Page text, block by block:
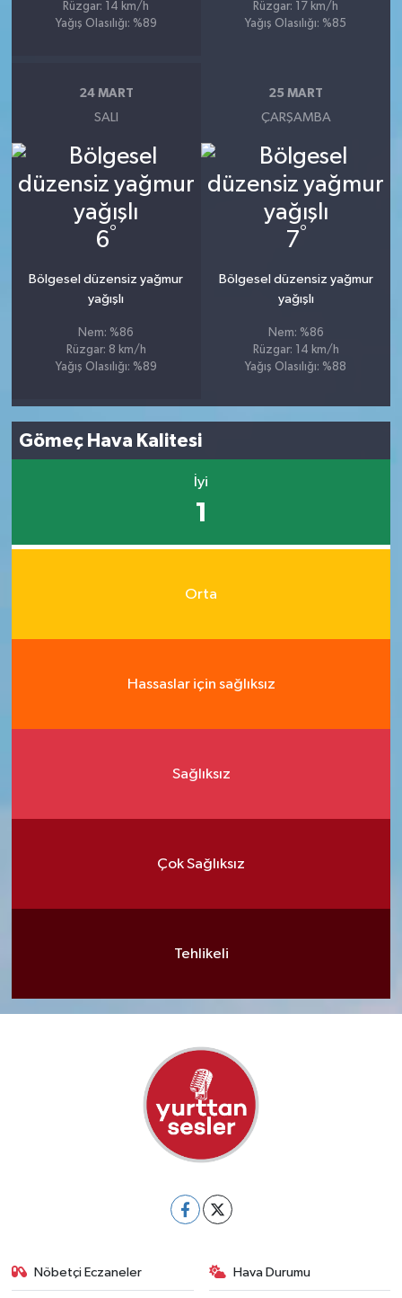
Rüzgar: 14 km/h
Yağış Olasılığı: %89
Rüzgar: 17 km/h
Yağış Olasılığı: %85
24 MART
SALI
6°
Bölgesel düzensiz yağmur
yağışlı
Nem: %86
Rüzgar: 8 km/h
Yağış Olasılığı: %89
25 MART
ÇARŞAMBA
7°
Bölgesel düzensiz yağmur
yağışlı
Nem: %86
Rüzgar: 14 km/h
Yağış Olasılığı: %88
Gömeç Hava Kalitesi
İyi
1
Orta
Hassaslar için sağlıksız
Sağlıksız
Çok Sağlıksız
Tehlikeli
Nöbetçi Eczaneler Hava Durumu